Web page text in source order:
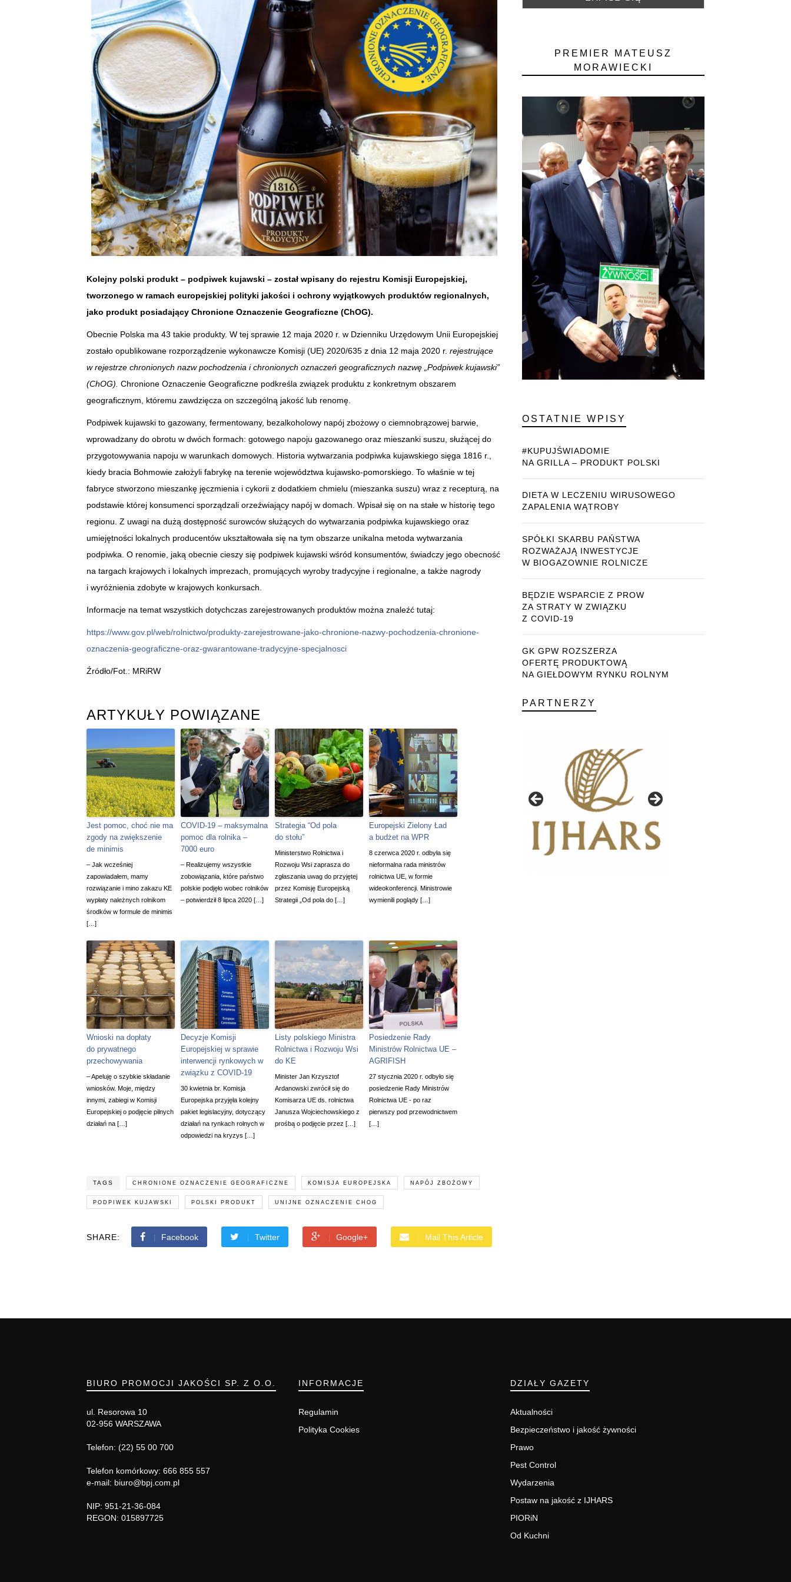
Kolejny polski produkt – podpiwek kujawski – został wpisany do rejestru Komisji Europejskiej,
tworzonego w ramach europejskiej polityki jakości i ochrony wyjątkowych produktów regionalnych,
jako produkt posiadający Chronione Oznaczenie Geograficzne (ChOG).
Obecnie Polska ma 43 takie produkty. W tej sprawie 12 maja 2020 r. w Dzienniku Urzędowym Unii Europejskiej
zostało opublikowane rozporządzenie wykonawcze Komisji (UE) 2020/635 z dnia 12 maja 2020 r. rejestrujące
w rejestrze chronionych nazw pochodzenia i chronionych oznaczeń geograficznych nazwę „Podpiwek kujawski”
(ChOG). Chronione Oznaczenie Geograficzne podkreśla związek produktu z konkretnym obszarem
geograficznym, któremu zawdzięcza on szczególną jakość lub renomę.
Podpiwek kujawski to gazowany, fermentowany, bezalkoholowy napój zbożowy o ciemnobrązowej barwie,
wprowadzany do obrotu w dwóch formach: gotowego napoju gazowanego oraz mieszanki suszu, służącej do
przygotowywania napoju w warunkach domowych. Historia wytwarzania podpiwka kujawskiego sięga 1816 r.,
kiedy bracia Bohmowie założyli fabrykę na terenie województwa kujawsko‑pomorskiego. To właśnie w tej
fabryce stworzono mieszankę jęczmienia i cykorii z dodatkiem chmielu (mieszanka suszu) wraz z recepturą, na
podstawie której konsumenci sporządzali orzeźwiający napój w domach. Wpisał się on na stałe w historię tego
regionu. Z uwagi na dużą dostępność surowców służących do wytwarzania podpiwka kujawskiego oraz
umiejętności lokalnych producentów ukształtowała się na tym obszarze unikalna metoda wytwarzania
podpiwka. O renomie, jaką obecnie cieszy się podpiwek kujawski wśród konsumentów, świadczy jego obecność
na targach krajowych i lokalnych imprezach, promujących wyroby tradycyjne i regionalne, a także nagrody
i wyróżnienia zdobyte w krajowych konkursach.
Informacje na temat wszystkich dotychczas zarejestrowanych produktów można znaleźć tutaj:
https://www.gov.pl/web/rolnictwo/produkty-zarejestrowane-jako-chronione-nazwy-pochodzenia-chronione-
oznaczenia-geograficzne-oraz-gwarantowane-tradycyjne-specjalnosci
Źródło/Fot.: MRiRW
ARTYKUŁY POWIĄZANE
Jest pomoc, choć nie ma
zgody na zwiększenie
de minimis
– Jak wcześniej
zapowiadałem, mamy
rozwiązanie i mino zakazu KE
wypłaty należnych rolnikom
środków w formule de minimis
[…]
COVID-19 – maksymalna
pomoc dla rolnika –
7000 euro
– Realizujemy wszystkie
zobowiązania, które państwo
polskie podjęło wobec rolników
– potwierdził 8 lipca 2020 […]
Strategia “Od pola
do stołu”
Ministerstwo Rolnictwa i
Rozwoju Wsi zaprasza do
zgłaszania uwag do przyjętej
przez Komisję Europejską
Strategii „Od pola do […]
Europejski Zielony Ład
a budżet na WPR
8 czerwca 2020 r. odbyła się
nieformalna rada ministrów
rolnictwa UE, w formie
wideokonferencji. Ministrowie
wymienili poglądy […]
Wnioski na dopłaty
do prywatnego
przechowywania
– Apeluję o szybkie składanie
wniosków. Moje, między
innymi, zabiegi w Komisji
Europejskiej o podjęcie pilnych
działań na […]
Decyzje Komisji
Europejskiej w sprawie
interwencji rynkowych w
związku z COVID-19
30 kwietnia br. Komisja
Europejska przyjęła kolejny
pakiet legislacyjny, dotyczący
działań na rynkach rolnych w
odpowiedzi na kryzys […]
Listy polskiego Ministra
Rolnictwa i Rozwoju Wsi
do KE
Minister Jan Krzysztof
Ardanowski zwrócił się do
Komisarza UE ds. rolnictwa
Janusza Wojciechowskiego z
prośbą o podjęcie przez […]
Posiedzenie Rady
Ministrów Rolnictwa UE –
AGRIFISH
27 stycznia 2020 r. odbyło się
posiedzenie Rady Ministrów
Rolnictwa UE - po raz
pierwszy pod przewodnictwem
[…]
TAGS CHRONIONE OZNACZENIE GEOGRAFICZNE KOMISJA EUROPEJSKA NAPÓJ ZBOŻOWY
PODPIWEK KUJAWSKI POLSKI PRODUKT UNIJNE OZNACZENIE CHOG
SHARE: Facebook Twitter Google+ Mail This Article
PREMIER MATEUSZ
MORAWIECKI
OSTATNIE WPISY
#KUPUJŚWIADOMIE
NA GRILLA – PRODUKT POLSKI
DIETA W LECZENIU WIRUSOWEGO
ZAPALENIA WĄTROBY
SPÓŁKI SKARBU PAŃSTWA
ROZWAŻAJĄ INWESTYCJE
W BIOGAZOWNIE ROLNICZE
BĘDZIE WSPARCIE Z PROW
ZA STRATY W ZWIĄZKU
Z COVID-19
GK GPW ROZSZERZA
OFERTĘ PRODUKTOWĄ
NA GIEŁDOWYM RYNKU ROLNYM
PARTNERZY
BIURO PROMOCJI JAKOŚCI SP. Z O.O.
ul. Resorowa 10
02-956 WARSZAWA
Telefon: (22) 55 00 700
Telefon komórkowy: 666 855 557
e-mail: biuro@bpj.com.pl
NIP: 951-21-36-084
REGON: 015897725
INFORMACJE
Regulamin
Polityka Cookies
DZIAŁY GAZETY
Aktualności
Bezpieczeństwo i jakość żywności
Prawo
Pest Control
Wydarzenia
Postaw na jakość z IJHARS
PIORiN
Od Kuchni